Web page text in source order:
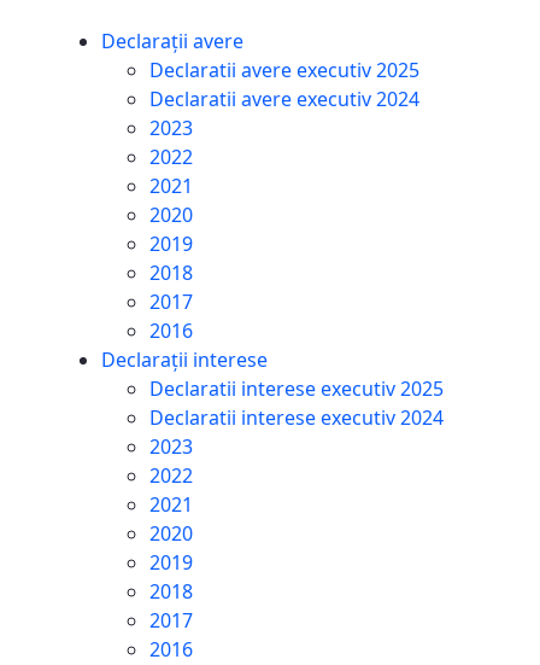
Declarații avere
Declaratii avere executiv 2025
Declaratii avere executiv 2024
2023
2022
2021
2020
2019
2018
2017
2016
Declarații interese
Declaratii interese executiv 2025
Declaratii interese executiv 2024
2023
2022
2021
2020
2019
2018
2017
2016